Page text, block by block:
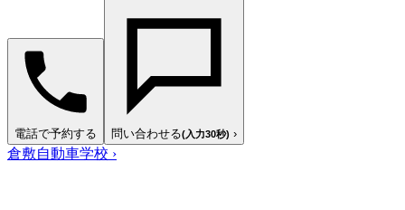
電話で予約する 問い合わせる(入力30秒) ›
倉敷自動車学校 ›